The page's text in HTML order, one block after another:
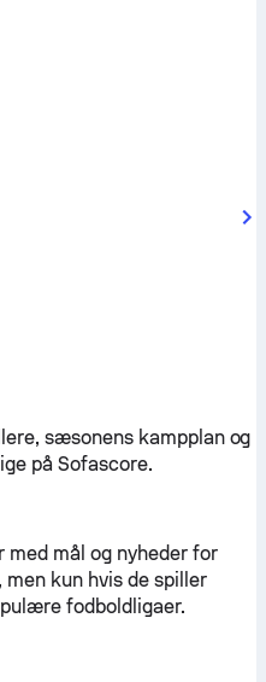
sæsonens kampplan og
på Sofascore.
med mål og nyheder for
kun hvis de spiller
fodboldligaer.